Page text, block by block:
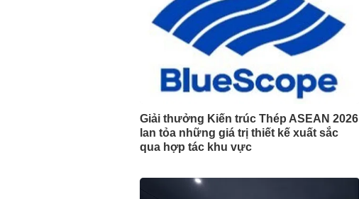
Giải thưởng Kiến trúc Thép ASEAN 2026
lan tỏa những giá trị thiết kế xuất sắc
qua hợp tác khu vực